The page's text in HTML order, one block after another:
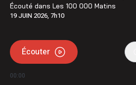
Écouté dans Les 100 000 Matins
19 JUIN 2026, 7h10
Écouter
00:00